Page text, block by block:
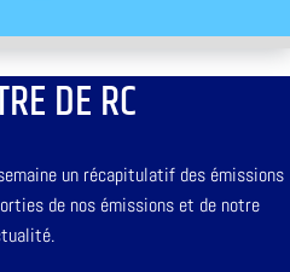
DE RC
un récapitulatif des émissions
de nos émissions et de notre